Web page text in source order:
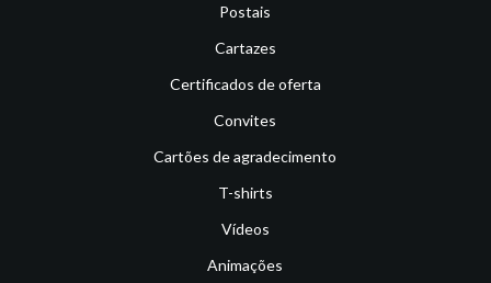
Postais
Cartazes
Certificados de oferta
Convites
Cartões de agradecimento
T-shirts
Vídeos
Animações